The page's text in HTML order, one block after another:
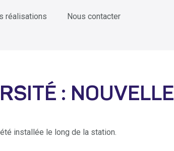
réalisations Nous contacter
: NOUVELLE
installée le long de la station.